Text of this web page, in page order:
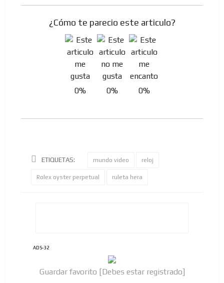
¿Cómo te parecio este articulo?
0% 0% 0%
ETIQUETAS: mundo video reloj
Rolex oyster perpetual ruleta hera
ADS-32
Guardar favorito [Debes estar registrado]